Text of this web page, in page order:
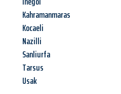
Kahramanmaras
Kocaeli
Nazilli
Sanliurfa
Tarsus
Usak